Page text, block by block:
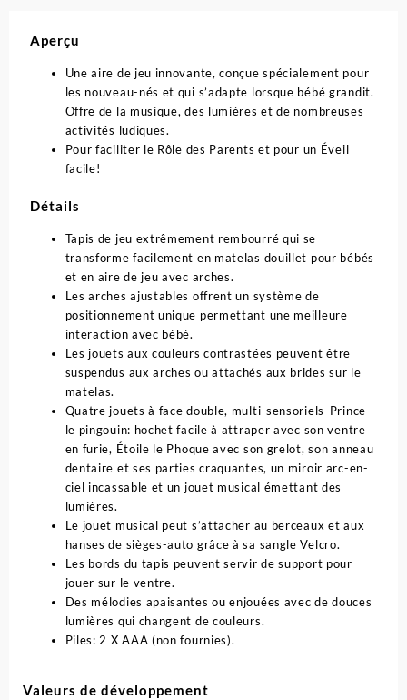
Aperçu
Une aire de jeu innovante, conçue spécialement pour
les nouveau-nés et qui s’adapte lorsque bébé grandit.
Offre de la musique, des lumières et de nombreuses
activités ludiques.
Pour faciliter le Rôle des Parents et pour un Éveil
facile!
Détails
Tapis de jeu extrêmement rembourré qui se
transforme facilement en matelas douillet pour bébés
et en aire de jeu avec arches.
Les arches ajustables offrent un système de
positionnement unique permettant une meilleure
interaction avec bébé.
Les jouets aux couleurs contrastées peuvent être
suspendus aux arches ou attachés aux brides sur le
matelas.
Quatre jouets à face double, multi-sensoriels-Prince
le pingouin: hochet facile à attraper avec son ventre
en furie, Étoile le Phoque avec son grelot, son anneau
dentaire et ses parties craquantes, un miroir arc-en-
ciel incassable et un jouet musical émettant des
lumières.
Le jouet musical peut s’attacher au berceaux et aux
hanses de sièges-auto grâce à sa sangle Velcro.
Les bords du tapis peuvent servir de support pour
jouer sur le ventre.
Des mélodies apaisantes ou enjouées avec de douces
lumières qui changent de couleurs.
Piles: 2 X AAA (non fournies).
Valeurs de développement